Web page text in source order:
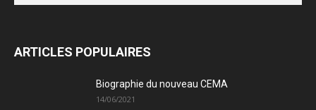
ARTICLES POPULAIRES
Biographie du nouveau CEMA
14/06/2021